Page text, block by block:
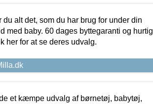
alt det, som du har brug for under din
med baby. 60 dages byttegaranti og hurtig
her for at se deres udvalg.
et kæmpe udvalg af børnetøj, babytøj,